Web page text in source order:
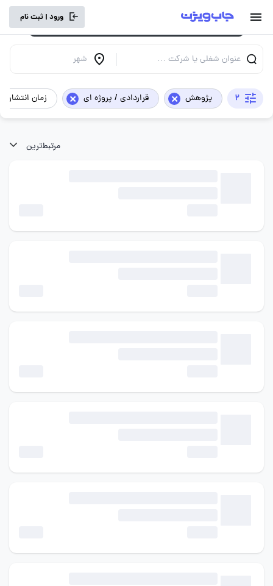
ورود | ثبت نام
عنوان شغلی یا شرکت … شهر
2 پژوهش × زمان انتشار قراردادی / پروژه ای ×
برای تجربه کاربری بهتر و سرعت بالاتر، vpn
خود را خاموش کنید.